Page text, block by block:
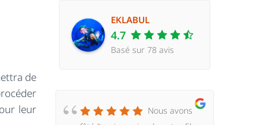
de
leur
EKLABUL
4.7
Basé sur 78 avis
Nous avons